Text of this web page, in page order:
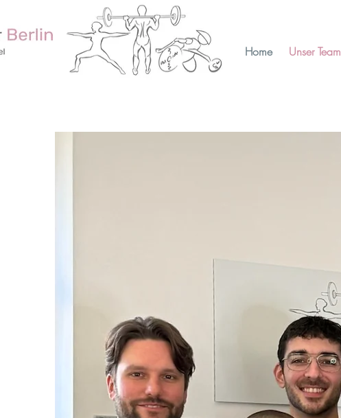
Home Unser Team